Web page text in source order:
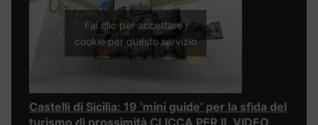
Fai clic per accettare i
cookie per questo servizio
Castelli di Sicilia: 19 ‘mini guide’ per la sfida del
turismo di prossimità CLICCA PER IL VIDEO